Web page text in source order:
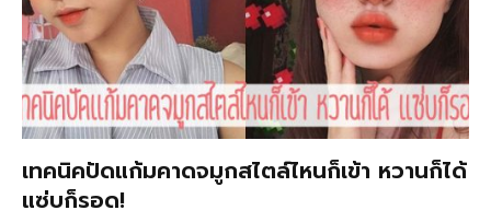
เทคนิคปัดแก้มคาดจมูกสไตล์ไหนก็เข้า หวานก็ได้
แซ่บก็รอด!